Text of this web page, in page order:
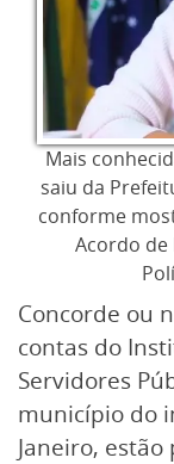
Mais
saiu da
conforme
Acordo de
Concorde ou
contas do
Servidores
município do
Janeiro,